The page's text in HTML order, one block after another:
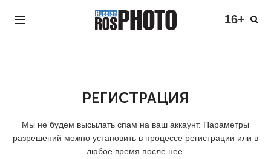
16+
РЕГИСТРАЦИЯ
Мы не будем высылать спам на ваш аккаунт. Параметры
разрешений можно установить в процессе регистрации или в
любое время после нее.